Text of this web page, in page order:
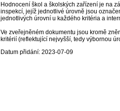
Hodnocení škol a školských zařízení je na
inspekcí, jejíž jednotlivé úrovně jsou
jednotlivých úrovní u každého kritéria a
Ve zveřejněném dokumentu jsou kromě
kritérií (reflektující nejvyšší, tedy výbornou
Datum přidání: 2023-07-09